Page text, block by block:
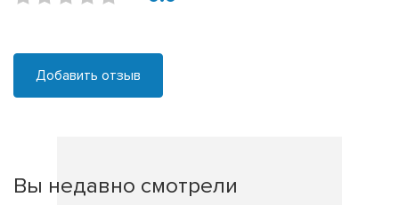
Добавить отзыв
Вы недавно смотрели